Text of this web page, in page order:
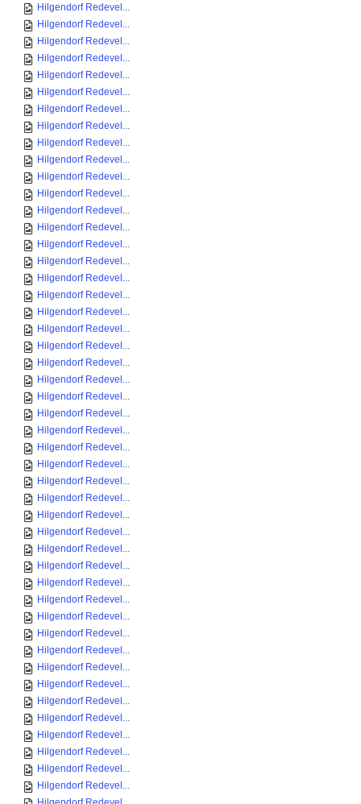
Hilgendorf Redevel...
Hilgendorf Redevel...
Hilgendorf Redevel...
Hilgendorf Redevel...
Hilgendorf Redevel...
Hilgendorf Redevel...
Hilgendorf Redevel...
Hilgendorf Redevel...
Hilgendorf Redevel...
Hilgendorf Redevel...
Hilgendorf Redevel...
Hilgendorf Redevel...
Hilgendorf Redevel...
Hilgendorf Redevel...
Hilgendorf Redevel...
Hilgendorf Redevel...
Hilgendorf Redevel...
Hilgendorf Redevel...
Hilgendorf Redevel...
Hilgendorf Redevel...
Hilgendorf Redevel...
Hilgendorf Redevel...
Hilgendorf Redevel...
Hilgendorf Redevel...
Hilgendorf Redevel...
Hilgendorf Redevel...
Hilgendorf Redevel...
Hilgendorf Redevel...
Hilgendorf Redevel...
Hilgendorf Redevel...
Hilgendorf Redevel...
Hilgendorf Redevel...
Hilgendorf Redevel...
Hilgendorf Redevel...
Hilgendorf Redevel...
Hilgendorf Redevel...
Hilgendorf Redevel...
Hilgendorf Redevel...
Hilgendorf Redevel...
Hilgendorf Redevel...
Hilgendorf Redevel...
Hilgendorf Redevel...
Hilgendorf Redevel...
Hilgendorf Redevel...
Hilgendorf Redevel...
Hilgendorf Redevel...
Hilgendorf Redevel...